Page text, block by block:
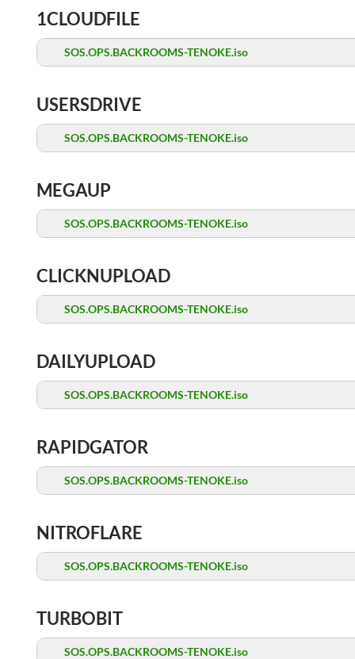
1CLOUDFILE
SOS.OPS.BACKROOMS-TENOKE.iso
USERSDRIVE
SOS.OPS.BACKROOMS-TENOKE.iso
MEGAUP
SOS.OPS.BACKROOMS-TENOKE.iso
CLICKNUPLOAD
SOS.OPS.BACKROOMS-TENOKE.iso
DAILYUPLOAD
SOS.OPS.BACKROOMS-TENOKE.iso
RAPIDGATOR
SOS.OPS.BACKROOMS-TENOKE.iso
NITROFLARE
SOS.OPS.BACKROOMS-TENOKE.iso
TURBOBIT
SOS.OPS.BACKROOMS-TENOKE.iso